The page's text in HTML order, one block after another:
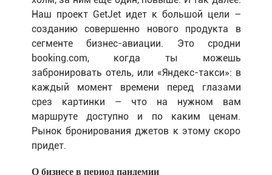
Наш проект GetJet идет к большой цели –
созданию совершенно нового продукта в
сегменте бизнес-авиации. Это сродни
booking.com, когда ты можешь
забронировать отель, или «Яндекс-такси»: в
каждый момент времени перед глазами
срез картинки – что на нужном вам
маршруте доступно и по каким ценам.
Рынок бронирования джетов к этому скоро
придет.
О бизнесе в период пандемии